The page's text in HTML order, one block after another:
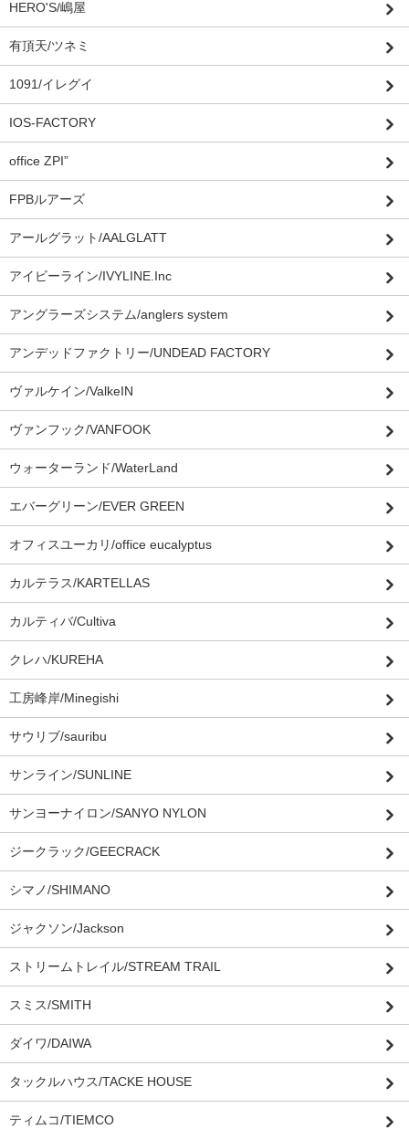
HERO'S/嶋屋
有頂天/ツネミ
1091/イレグイ
IOS-FACTORY
office ZPI”
FPBルアーズ
アールグラット/AALGLATT
アイビーライン/IVYLINE.Inc
アングラーズシステム/anglers system
アンデッドファクトリー/UNDEAD FACTORY
ヴァルケイン/ValkeIN
ヴァンフック/VANFOOK
ウォーターランド/WaterLand
エバーグリーン/EVER GREEN
オフィスユーカリ/office eucalyptus
カルテラス/KARTELLAS
カルティバ/Cultiva
クレハ/KUREHA
工房峰岸/Minegishi
サウリブ/sauribu
サンライン/SUNLINE
サンヨーナイロン/SANYO NYLON
ジークラック/GEECRACK
シマノ/SHIMANO
ジャクソン/Jackson
ストリームトレイル/STREAM TRAIL
スミス/SMITH
ダイワ/DAIWA
タックルハウス/TACKE HOUSE
ティムコ/TIEMCO